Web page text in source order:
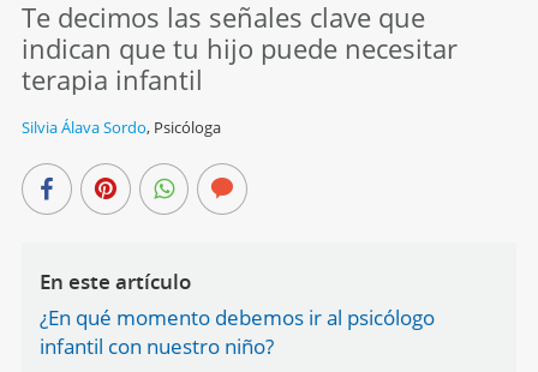
Te decimos las señales clave que
indican que tu hijo puede necesitar
terapia infantil
Silvia Álava Sordo, Psicóloga
En este artículo
¿En qué momento debemos ir al psicólogo
infantil con nuestro niño?